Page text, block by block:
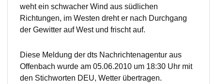
weht ein schwacher Wind aus südlichen
Richtungen, im Westen dreht er nach Durchgang
der Gewitter auf West und frischt auf.
Diese Meldung der dts Nachrichtenagentur aus
Offenbach wurde am 05.06.2010 um 18:30 Uhr mit
den Stichworten DEU, Wetter übertragen.